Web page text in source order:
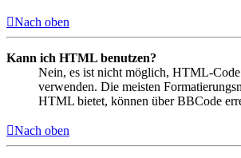
Nach oben
Kann ich HTML benutzen?
Nein, es ist nicht möglich, HTML-
verwenden. Die meisten
HTML bietet, können über BBCode
Nach oben